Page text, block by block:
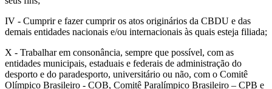
IV - Cumprir e fazer cumprir os atos originários da CBDU e das
demais entidades nacionais e/ou internacionais às quais esteja filiada;
X - Trabalhar em consonância, sempre que possível, com as
entidades municipais, estaduais e federais de administração do
desporto e do paradesporto, universitário ou não, com o Comitê
Olímpico Brasileiro - COB, Comitê Paralímpico Brasileiro – CPB e